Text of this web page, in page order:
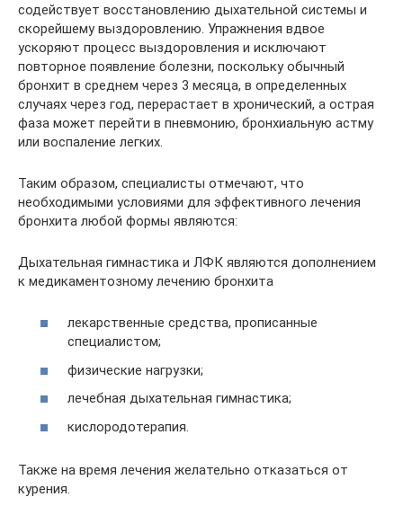
содействует восстановлению дыхательной системы и
скорейшему выздоровлению. Упражнения вдвое
ускоряют процесс выздоровления и исключают
повторное появление болезни, поскольку обычный
бронхит в среднем через 3 месяца, в определенных
случаях через год, перерастает в хронический, а острая
фаза может перейти в пневмонию, бронхиальную астму
или воспаление легких.
Таким образом, специалисты отмечают, что
необходимыми условиями для эффективного лечения
бронхита любой формы являются:
Дыхательная гимнастика и ЛФК являются дополнением
к медикаментозному лечению бронхита
лекарственные средства, прописанные
специалистом;
физические нагрузки;
лечебная дыхательная гимнастика;
кислородотерапия.
Также на время лечения желательно отказаться от
курения.